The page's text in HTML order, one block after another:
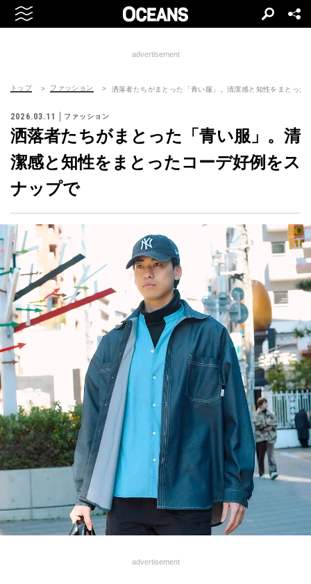
advertisement
トップ ファッション 洒落者たちがまとった「青い服」。清潔感と知性をまとった
2026.03.11 ファッション
洒落者たちがまとった「青い服」。清
潔感と知性をまとったコーデ好例をス
ナップで
advertisement